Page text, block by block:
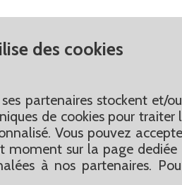
des cookies
partenaires stockent et/
de cookies pour
Vous pouvez
moment sur la page dediée
à nos partenaires.